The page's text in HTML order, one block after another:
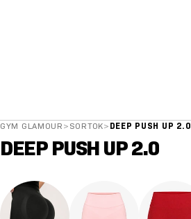
GYM GLAMOUR > SORTOK> DEEP PUSH UP 2.0
DEEP PUSH UP 2.0